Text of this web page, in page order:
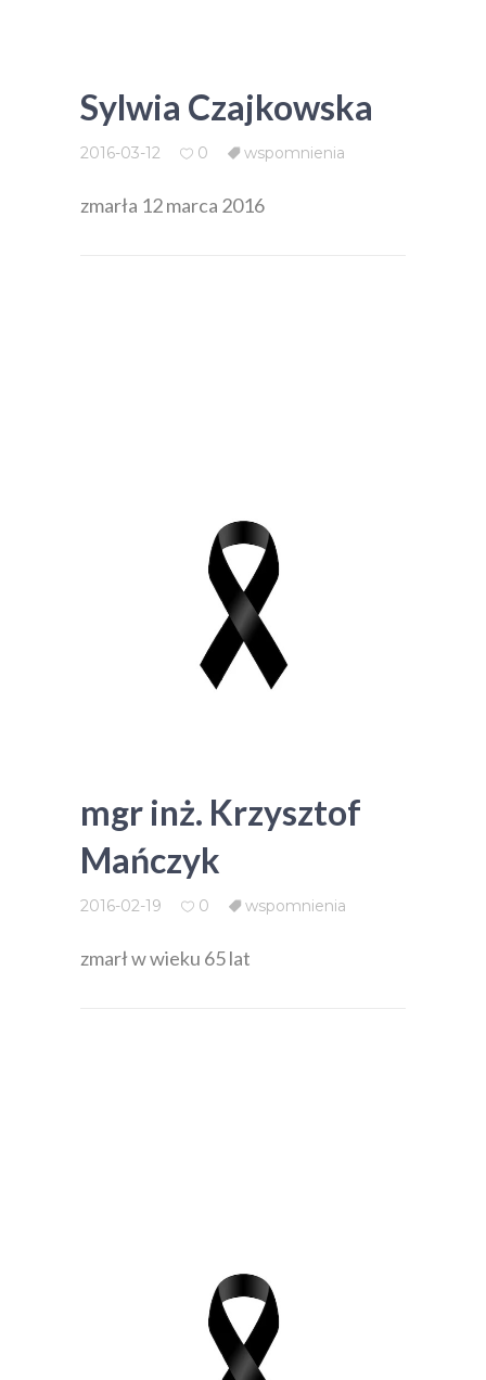
Sylwia Czajkowska
2016-03-12 0 wspomnienia
zmarła 12 marca 2016
mgr inż. Krzysztof
Mańczyk
2016-02-19 0 wspomnienia
zmarł w wieku 65 lat